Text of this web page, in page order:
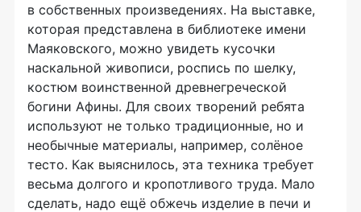
в собственных произведениях. На выставке,
которая представлена в библиотеке имени
Маяковского, можно увидеть кусочки
наскальной живописи, роспись по шелку,
костюм воинственной древнегреческой
богини Афины. Для своих творений ребята
используют не только традиционные, но и
необычные материалы, например, солёное
тесто. Как выяснилось, эта техника требует
весьма долгого и кропотливого труда. Мало
сделать, надо ещё обжечь изделие в печи и